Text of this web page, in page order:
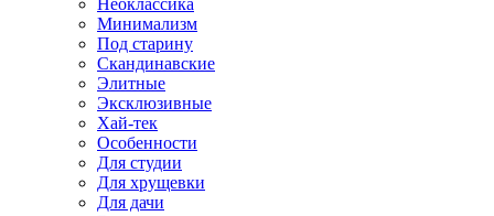
Неоклассика
Минимализм
Под старину
Скандинавские
Элитные
Эксклюзивные
Хай-тек
Особенности
Для студии
Для хрущевки
Для дачи